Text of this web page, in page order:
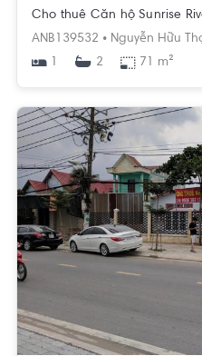
ANB139532 • Nguyễn Hữu
1
2 71 m²